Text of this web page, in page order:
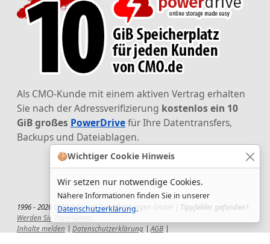
🍪Wichtiger Cookie Hinweis
Wir setzen nur notwendige Cookies.
Nähere Informationen finden Sie in unserer
Datenschutzerklärung.
Als CMO-Kunde mit einem aktiven Vertrag erhalten
Sie nach der Adressverifizierung kostenlos ein 10
GiB großes PowerDrivefür Ihre Datentransfers,
Backups und Dateiablagen.
1996 - 2026 CMO Internet Dienstleistungen GmbH | Tippfehler gefunden?
Werden Sie TypoHunter!
Inhalte melden
Datenschutzerklärung AGB